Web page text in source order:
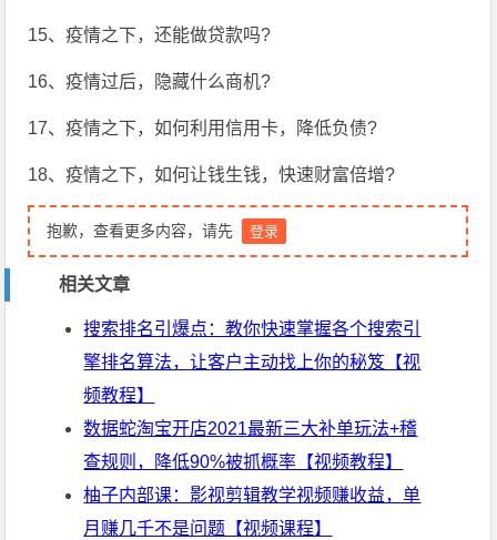
15、疫情之下，还能做贷款吗?
16、疫情过后，隐藏什么商机?
17、疫情之下，如何利用信用卡，降低负债?
18、疫情之下，如何让钱生钱，快速财富倍增?
抱歉，查看更多内容，请先 登录
相关文章
搜索排名引爆点：教你快速掌握各个搜索引
擎排名算法，让客户主动找上你的秘笈【视
频教程】
数据蛇淘宝开店2021最新三大补单玩法+稽
查规则，降低90%被抓概率【视频教程】
柚子内部课：影视剪辑教学视频赚收益，单
月赚几千不是问题【视频课程】